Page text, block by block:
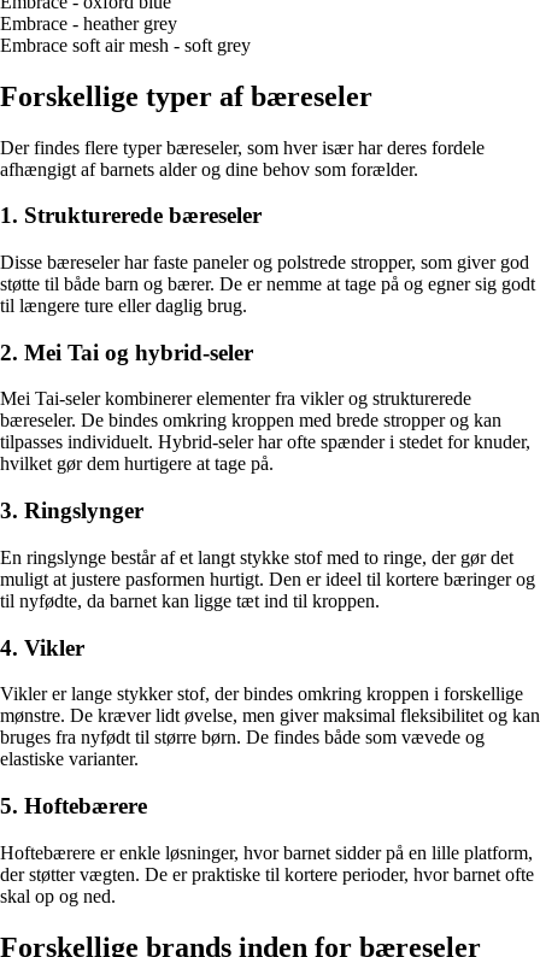
Embrace - heather grey
Embrace soft air mesh - soft grey
Forskellige typer af bæreseler
Der findes flere typer bæreseler, som hver især har deres fordele
afhængigt af barnets alder og dine behov som forælder.
1. Strukturerede bæreseler
Disse bæreseler har faste paneler og polstrede stropper, som giver god
støtte til både barn og bærer. De er nemme at tage på og egner sig godt
til længere ture eller daglig brug.
2. Mei Tai og hybrid-seler
Mei Tai-seler kombinerer elementer fra vikler og strukturerede
bæreseler. De bindes omkring kroppen med brede stropper og kan
tilpasses individuelt. Hybrid-seler har ofte spænder i stedet for knuder,
hvilket gør dem hurtigere at tage på.
3. Ringslynger
En ringslynge består af et langt stykke stof med to ringe, der gør det
muligt at justere pasformen hurtigt. Den er ideel til kortere bæringer og
til nyfødte, da barnet kan ligge tæt ind til kroppen.
4. Vikler
Vikler er lange stykker stof, der bindes omkring kroppen i forskellige
mønstre. De kræver lidt øvelse, men giver maksimal fleksibilitet og kan
bruges fra nyfødt til større børn. De findes både som vævede og
elastiske varianter.
5. Hoftebærere
Hoftebærere er enkle løsninger, hvor barnet sidder på en lille platform,
der støtter vægten. De er praktiske til kortere perioder, hvor barnet ofte
skal op og ned.
Forskellige brands inden for bæreseler